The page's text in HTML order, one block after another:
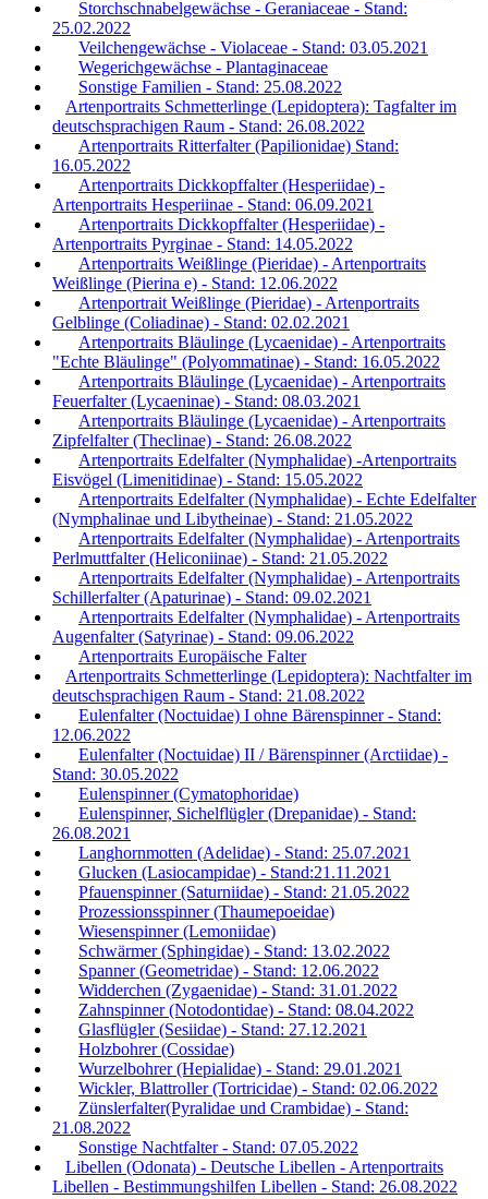
Storchschnabelgewächse - Geraniaceae - Stand:
25.02.2022
Veilchengewächse - Violaceae - Stand: 03.05.2021
Wegerichgewächse - Plantaginaceae
Sonstige Familien - Stand: 25.08.2022
Artenportraits Schmetterlinge (Lepidoptera): Tagfalter im
deutschsprachigen Raum - Stand: 26.08.2022
Artenportraits Ritterfalter (Papilionidae) Stand:
16.05.2022
Artenportraits Dickkopffalter (Hesperiidae) -
Artenportraits Hesperiinae - Stand: 06.09.2021
Artenportraits Dickkopffalter (Hesperiidae) -
Artenportraits Pyrginae - Stand: 14.05.2022
Artenportraits Weißlinge (Pieridae) - Artenportraits
Weißlinge (Pierina e) - Stand: 12.06.2022
Artenportrait Weißlinge (Pieridae) - Artenportraits
Gelblinge (Coliadinae) - Stand: 02.02.2021
Artenportraits Bläulinge (Lycaenidae) - Artenportraits
"Echte Bläulinge" (Polyommatinae) - Stand: 16.05.2022
Artenportraits Bläulinge (Lycaenidae) - Artenportraits
Feuerfalter (Lycaeninae) - Stand: 08.03.2021
Artenportraits Bläulinge (Lycaenidae) - Artenportraits
Zipfelfalter (Theclinae) - Stand: 26.08.2022
Artenportraits Edelfalter (Nymphalidae) -Artenportraits
Eisvögel (Limenitidinae) - Stand: 15.05.2022
Artenportraits Edelfalter (Nymphalidae) - Echte Edelfalter
(Nymphalinae und Libytheinae) - Stand: 21.05.2022
Artenportraits Edelfalter (Nymphalidae) - Artenportraits
Perlmuttfalter (Heliconiinae) - Stand: 21.05.2022
Artenportraits Edelfalter (Nymphalidae) - Artenportraits
Schillerfalter (Apaturinae) - Stand: 09.02.2021
Artenportraits Edelfalter (Nymphalidae) - Artenportraits
Augenfalter (Satyrinae) - Stand: 09.06.2022
Artenportraits Europäische Falter
Artenportraits Schmetterlinge (Lepidoptera): Nachtfalter im
deutschsprachigen Raum - Stand: 21.08.2022
Eulenfalter (Noctuidae) I ohne Bärenspinner - Stand:
12.06.2022
Eulenfalter (Noctuidae) II / Bärenspinner (Arctiidae) -
Stand: 30.05.2022
Eulenspinner (Cymatophoridae)
Eulenspinner, Sichelflügler (Drepanidae) - Stand:
26.08.2021
Langhornmotten (Adelidae) - Stand: 25.07.2021
Glucken (Lasiocampidae) - Stand:21.11.2021
Pfauenspinner (Saturniidae) - Stand: 21.05.2022
Prozessionsspinner (Thaumepoeidae)
Wiesenspinner (Lemoniidae)
Schwärmer (Sphingidae) - Stand: 13.02.2022
Spanner (Geometridae) - Stand: 12.06.2022
Widderchen (Zygaenidae) - Stand: 31.01.2022
Zahnspinner (Notodontidae) - Stand: 08.04.2022
Glasflügler (Sesiidae) - Stand: 27.12.2021
Holzbohrer (Cossidae)
Wurzelbohrer (Hepialidae) - Stand: 29.01.2021
Wickler, Blattroller (Tortricidae) - Stand: 02.06.2022
Zünslerfalter(Pyralidae und Crambidae) - Stand:
21.08.2022
Sonstige Nachtfalter - Stand: 07.05.2022
Libellen (Odonata) - Deutsche Libellen - Artenportraits
Libellen - Bestimmungshilfen Libellen - Stand: 26.08.2022